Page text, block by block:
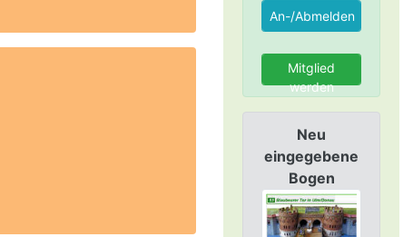
Mitglied
werden
Neu
eingegebene
Bogen